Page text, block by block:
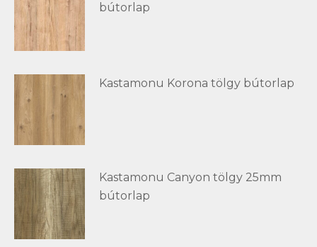
bútorlap
Kastamonu Korona tölgy bútorlap
Kastamonu Canyon tölgy 25mm
bútorlap